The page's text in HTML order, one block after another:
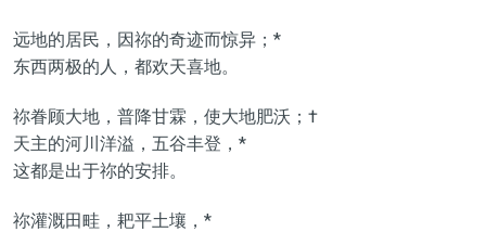
远地的居民，因祢的奇迹而惊异；*
东西两极的人，都欢天喜地。
祢眷顾大地，普降甘霖，使大地肥沃；†
天主的河川洋溢，五谷丰登，*
这都是出于祢的安排。
祢灌溉田畦，耙平土壤，*